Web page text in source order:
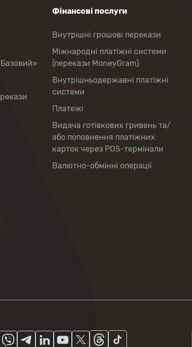
Фінансові послуги
Внутрішні грошові перекази
Міжнародні платіжні системи
(перекази MoneyGram)
Внутрішньодержавні платіжні
системи
Платежі
Видача готівкових гривень та/
або поповнення платіжних
карток через POS-термінали
Валютно-обмінні операції